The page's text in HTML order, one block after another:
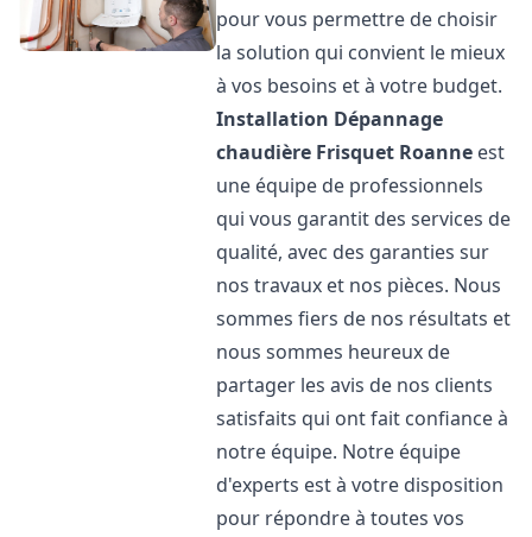
pour vous permettre de choisir
la solution qui convient le mieux
à vos besoins et à votre budget.
Installation Dépannage
chaudière Frisquet Roanne est
une équipe de professionnels
qui vous garantit des services de
qualité, avec des garanties sur
nos travaux et nos pièces. Nous
sommes fiers de nos résultats et
nous sommes heureux de
partager les avis de nos clients
satisfaits qui ont fait confiance à
notre équipe. Notre équipe
d'experts est à votre disposition
pour répondre à toutes vos